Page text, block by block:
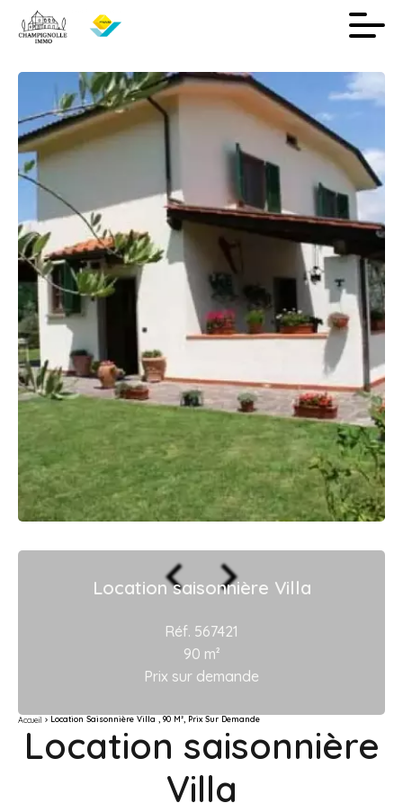
Location saisonnière Villa
Réf. 567421
90 m²
Prix sur demande
Accueil Location Saisonnière Villa , 90 M², Prix Sur Demande
Location saisonnière
Villa